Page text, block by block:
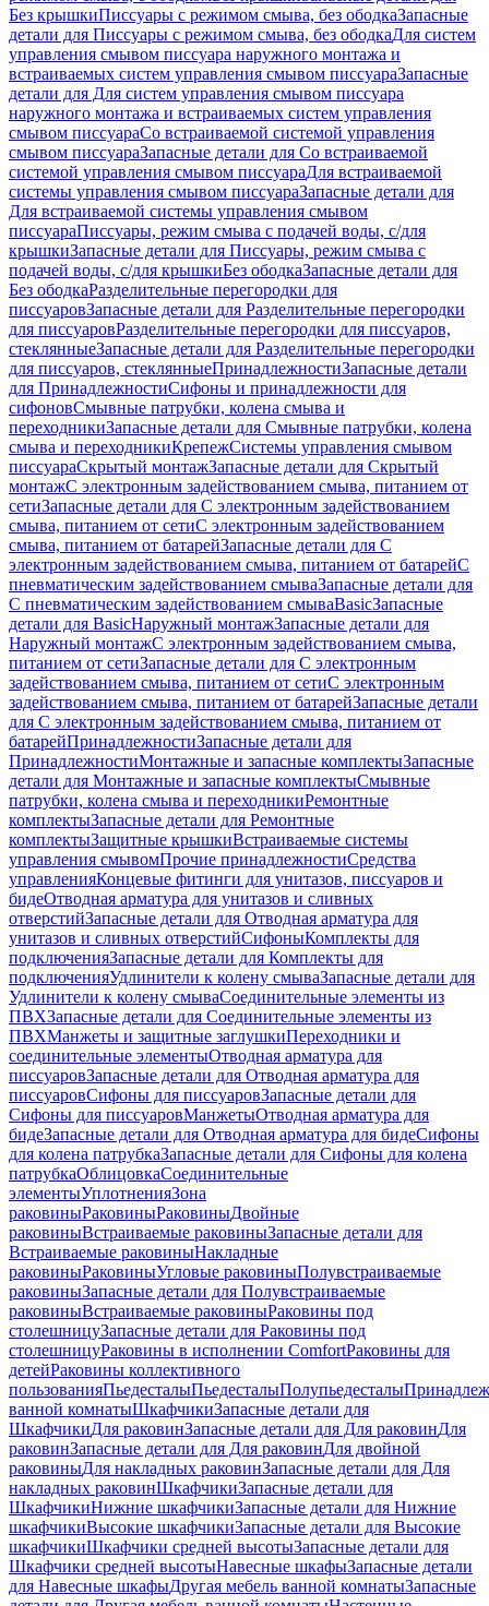
Без крышкиПиссуары с режимом смыва, без ободкаЗапасные
детали для Писсуары с режимом смыва, без ободкаДля систем
управления смывом писсуара наружного монтажа и
встраиваемых систем управления смывом писсуараЗапасные
детали для Для систем управления смывом писсуара
наружного монтажа и встраиваемых систем управления
смывом писсуараСо встраиваемой системой управления
смывом писсуараЗапасные детали для Со встраиваемой
системой управления смывом писсуараДля встраиваемой
системы управления смывом писсуараЗапасные детали для
Для встраиваемой системы управления смывом
писсуараПиссуары, режим смыва с подачей воды, с/для
крышкиЗапасные детали для Писсуары, режим смыва с
подачей воды, с/для крышкиБез ободкаЗапасные детали для
Без ободкаРазделительные перегородки для
писсуаровЗапасные детали для Разделительные перегородки
для писсуаровРазделительные перегородки для писсуаров,
стеклянныеЗапасные детали для Разделительные перегородки
для писсуаров, стеклянныеПринадлежностиЗапасные детали
для ПринадлежностиСифоны и принадлежности для
сифоновСмывные патрубки, колена смыва и
переходникиЗапасные детали для Смывные патрубки, колена
смыва и переходникиКрепежСистемы управления смывом
писсуараСкрытый монтажЗапасные детали для Скрытый
монтажС электронным задействованием смыва, питанием от
сетиЗапасные детали для С электронным задействованием
смыва, питанием от сетиС электронным задействованием
смыва, питанием от батарейЗапасные детали для С
электронным задействованием смыва, питанием от батарейС
пневматическим задействованием смываЗапасные детали для
С пневматическим задействованием смываBasicЗапасные
детали для BasicНаружный монтажЗапасные детали для
Наружный монтажС электронным задействованием смыва,
питанием от сетиЗапасные детали для С электронным
задействованием смыва, питанием от сетиС электронным
задействованием смыва, питанием от батарейЗапасные детали
для С электронным задействованием смыва, питанием от
батарейПринадлежностиЗапасные детали для
ПринадлежностиМонтажные и запасные комплектыЗапасные
детали для Монтажные и запасные комплектыСмывные
патрубки, колена смыва и переходникиРемонтные
комплектыЗапасные детали для Ремонтные
комплектыЗащитные крышкиВстраиваемые системы
управления смывомПрочие принадлежностиСредства
управленияКонцевые фитинги для унитазов, писсуаров и
бидеОтводная арматура для унитазов и сливных
отверстийЗапасные детали для Отводная арматура для
унитазов и сливных отверстийСифоныКомплекты для
подключенияЗапасные детали для Комплекты для
подключенияУдлинители к колену смываЗапасные детали для
Удлинители к колену смываСоединительные элементы из
ПВХЗапасные детали для Соединительные элементы из
ПВХМанжеты и защитные заглушкиПереходники и
соединительные элементыОтводная арматура для
писсуаровЗапасные детали для Отводная арматура для
писсуаровCифоны для писсуаровЗапасные детали для
Cифоны для писсуаровМанжетыОтводная арматура для
бидеЗапасные детали для Отводная арматура для бидеСифоны
для колена патрубкаЗапасные детали для Сифоны для колена
патрубкаОблицовкаСоединительные
элементыУплотненияЗона
раковиныРаковиныРаковиныДвойные
раковиныВстраиваемые раковиныЗапасные детали для
Встраиваемые раковиныНакладные
раковиныРаковиныУгловые раковиныПолувстраиваемые
раковиныЗапасные детали для Полувстраиваемые
раковиныВстраиваемые раковиныРаковины под
столешницуЗапасные детали для Раковины под
столешницуРаковины в исполнении ComfortPаковины для
детейРаковины коллективного
пользованияПьедесталыПьедесталыПолупьедесталы
ванной комнатыШкафчикиЗапасные детали для
ШкафчикиДля раковинЗапасные детали для Для раковинДля
раковинЗапасные детали для Для раковинДля двойной
раковиныДля накладных pаковинЗапасные детали для Для
накладных pаковинШкафчикиЗапасные детали для
ШкафчикиНижние шкафчикиЗапасные детали для Нижние
шкафчикиВысокие шкафчикиЗапасные детали для Высокие
шкафчикиШкафчики средней высотыЗапасные детали для
Шкафчики средней высотыНавесные шкафыЗапасные детали
для Навесные шкафыДругая мебель ванной комнатыЗапасные